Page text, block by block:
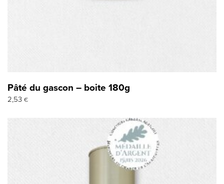
Pâté du gascon – boite 180g
2,53 €